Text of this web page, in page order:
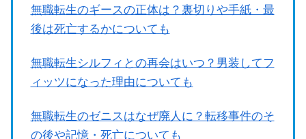
無職転生のギースの正体は？裏切りや手紙・最
後は死亡するかについても
無職転生シルフィとの再会はいつ？男装してフ
ィッツになった理由についても
無職転生のゼニスはなぜ廃人に？転移事件のそ
の後や記憶・死亡についても